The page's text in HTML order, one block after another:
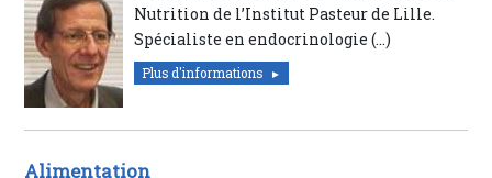
Nutrition de l’Institut Pasteur de Lille.
Spécialiste en endocrinologie (…)
Plus d'informations
Alimentation